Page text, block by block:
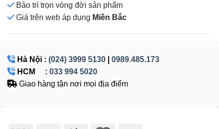
Bảo trì trọn vòng đời sản phẩm
Giá trên web áp dụng Miền Bắc
Hà Nội : (024) 3999 5130
0989.485.173
HCM : 033 994 5020
Giao hàng tận nơi mọi địa điểm